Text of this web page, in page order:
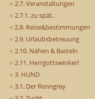
2.7. Veranstaltungen
2.7.1. zu spät..
2.8. Reise&bestimmungen
2.9. Urlaubsbetreuung
2.10. Nähen & Basteln
2.11. Herrgottswinkerl
3. HUND
3.1. Der Renngrey